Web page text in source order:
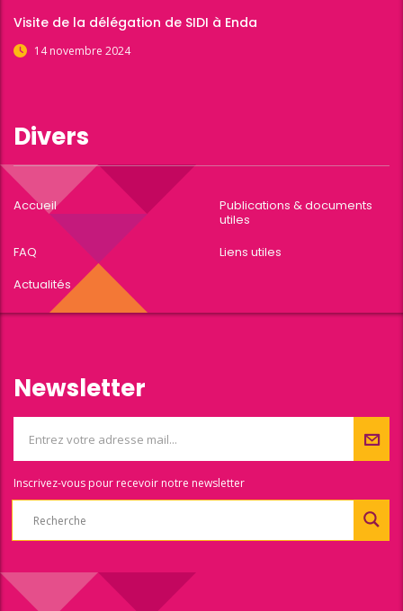
Visite de la délégation de SIDI à Enda
14 novembre 2024
Divers
Accueil
Publications & documents
utiles
FAQ
Liens utiles
Actualités
Newsletter
Inscrivez-vous pour recevoir notre newsletter